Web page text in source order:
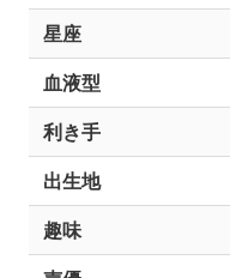
星座
血液型
利き手
出生地
趣味